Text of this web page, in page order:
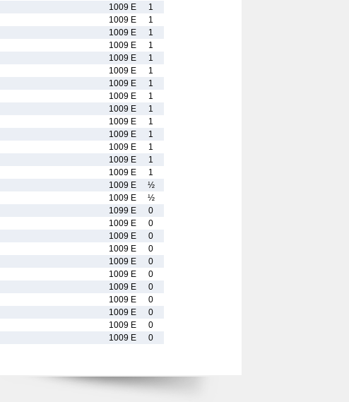
1009 E
1
1009 E
1
1009 E
1
1009 E
1
1009 E
1
1009 E
1
1009 E
1
1009 E
1
1009 E
1
1009 E
1
1009 E
1
1009 E
1
1009 E
1
1009 E
1
1009 E
½
1009 E
½
1099 E
0
1009 E
0
1009 E
0
1009 E
0
1009 E
0
1009 E
0
1009 E
0
1009 E
0
1009 E
0
1009 E
0
1009 E
0